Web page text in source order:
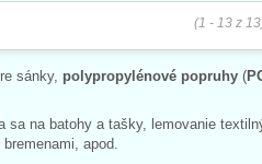
(1 - 13 z
sánky, polypropylénové popruhy (
sa na batohy a tašky, lemovanie
apod.